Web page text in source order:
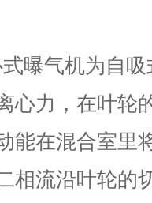
曝气机为自
心力，在叶轮
能在混合室里
相流沿叶轮的